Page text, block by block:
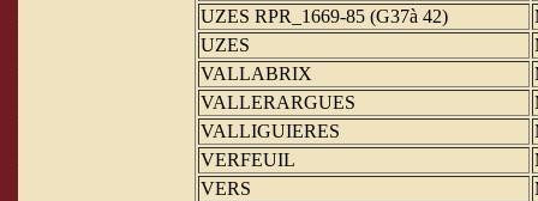
UZES RPR_1669-85 (G37à 42)
UZES
VALLABRIX
VALLERARGUES
VALLIGUIERES
VERFEUIL
VERS